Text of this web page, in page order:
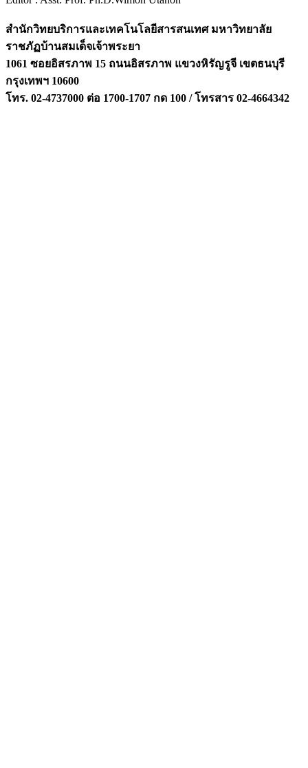
สำนักวิทยบริการและเทคโนโลยีสารสนเทศ มหาวิทยาลัย
ราชภัฏบ้านสมเด็จเจ้าพระยา
1061 ซอยอิสรภาพ 15 ถนนอิสรภาพ แขวงหิรัญรูจี เขตธนบุรี
กรุงเทพฯ 10600
โทร. 02-4737000 ต่อ 1700-1707 กด 100 / โทรสาร 02-4664342